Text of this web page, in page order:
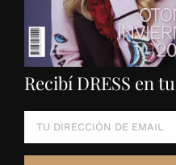
Recibí DRESS en